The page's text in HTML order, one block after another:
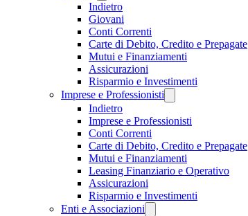
Indietro
Giovani
Conti Correnti
Carte di Debito, Credito e Prepagate
Mutui e Finanziamenti
Assicurazioni
Risparmio e Investimenti
Imprese e Professionisti
Indietro
Imprese e Professionisti
Conti Correnti
Carte di Debito, Credito e Prepagate
Mutui e Finanziamenti
Leasing Finanziario e Operativo
Assicurazioni
Risparmio e Investimenti
Enti e Associazioni